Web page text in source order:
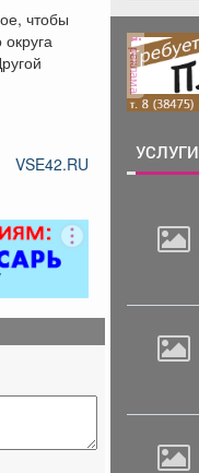
чтобы
VSE42.RU
реклама
УСЛУГИ